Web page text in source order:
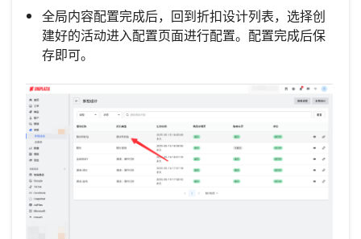
全局内容配置完成后，回到折扣设计列表，选择创
建好的活动进入配置页面进行配置。配置完成后保
存即可。